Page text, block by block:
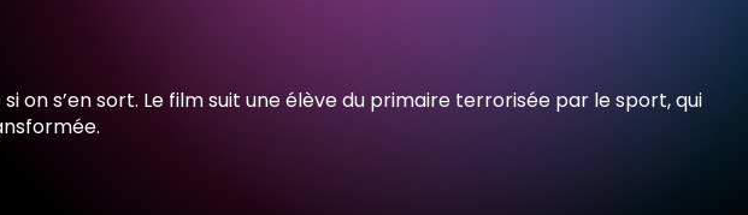
on s’en sort. Le film suit une élève du primaire terrorisée par le sport, qui